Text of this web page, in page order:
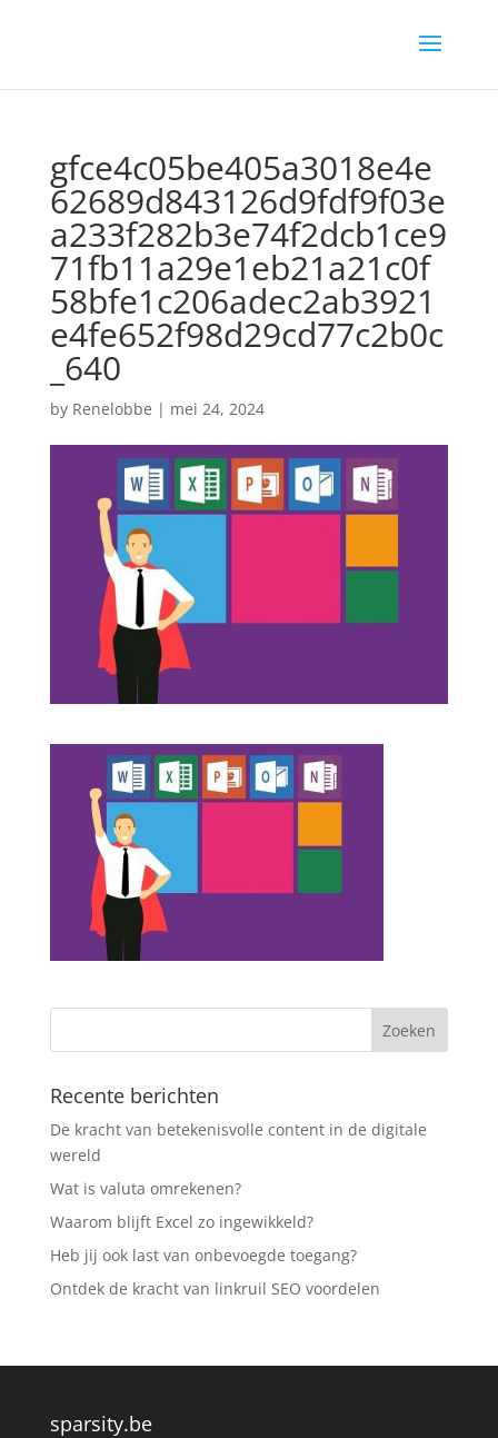
gfce4c05be405a3018e4e
62689d843126d9fdf9f03e
a233f282b3e74f2dcb1ce9
71fb11a29e1eb21a21c0f
58bfe1c206adec2ab3921
e4fe652f98d29cd77c2b0c
_640
by Renelobbe | mei 24, 2024
Recente berichten
De kracht van betekenisvolle content in de digitale
wereld
Wat is valuta omrekenen?
Waarom blijft Excel zo ingewikkeld?
Heb jij ook last van onbevoegde toegang?
Ontdek de kracht van linkruil SEO voordelen
sparsity.be